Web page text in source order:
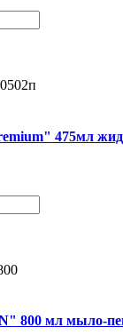
475мл
800 мл мыло-